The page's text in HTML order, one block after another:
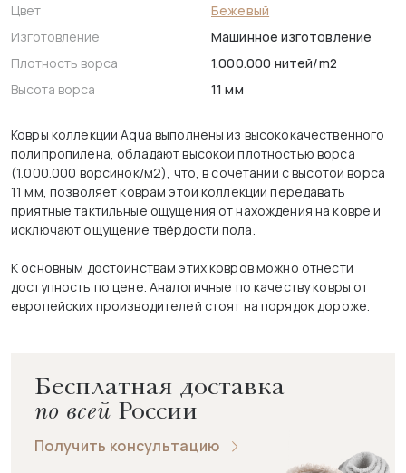
Цвет
Бежевый
Изготовление
Машинное изготовление
Плотность ворса
1.000.000 нитей/m2
Высота ворса
11 мм
Ковры коллекции Aqua выполнены из высококачественного
полипропилена, обладают высокой плотностью ворса
(1.000.000 ворсинок/м2), что, в сочетании с высотой ворса
11 мм, позволяет коврам этой коллекции передавать
приятные тактильные ощущения от нахождения на ковре и
исключают ощущение твёрдости пола.
К основным достоинствам этих ковров можно отнести
доступность по цене. Аналогичные по качеству ковры от
европейских производителей стоят на порядок дороже.
Бесплатная доставка
по всей России
Получить консультацию